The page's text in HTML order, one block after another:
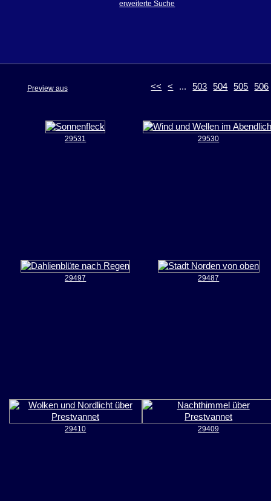
erweiterte Suche
<< < ...503 504 505 506
Preview aus
29531 29530
29497 29487
29410 29409